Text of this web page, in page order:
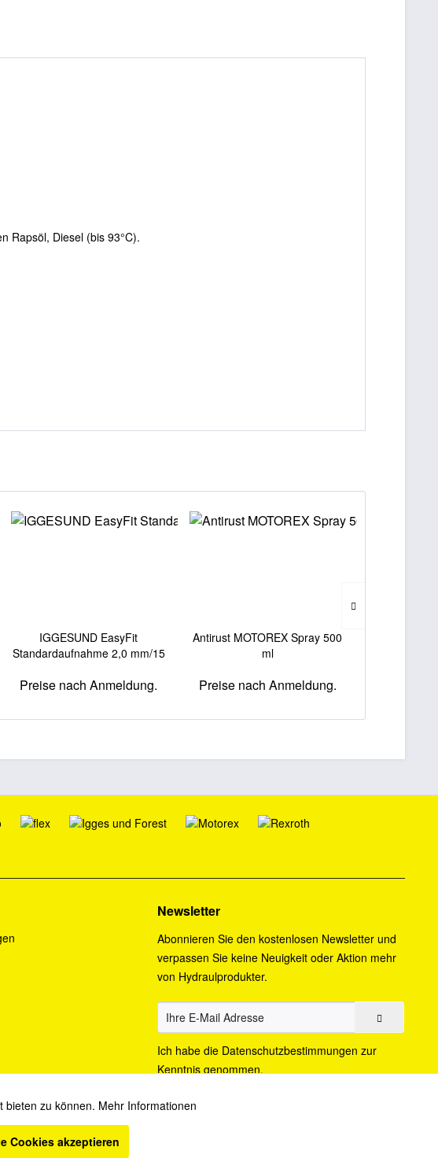
Rapsöl, Diesel (bis 93°C).
IGGESUND EasyFit
Standardaufnahme 2,0 mm/15
Preise nach Anmeldung.
Antirust MOTOREX Spray 500
ml
Preise nach Anmeldung.
Newsletter
Abonnieren Sie den kostenlosen Newsletter und
verpassen Sie keine Neuigkeit oder Aktion mehr
von Hydraulprodukter.
Ich habe die Datenschutzbestimmungen zur
Kenntnis genommen.
wenn nicht anders beschrieben.
bieten zu können. Mehr Informationen
Cookies akzeptieren